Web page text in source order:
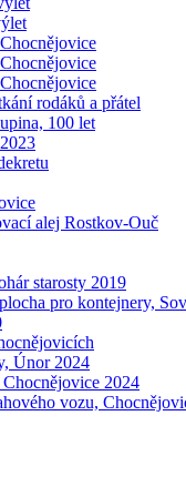
rodáků a přátel
100 let
alej Rostkov-Ouč
starosty 2019
pro kontejnery,
Únor 2024
2024
vozu,